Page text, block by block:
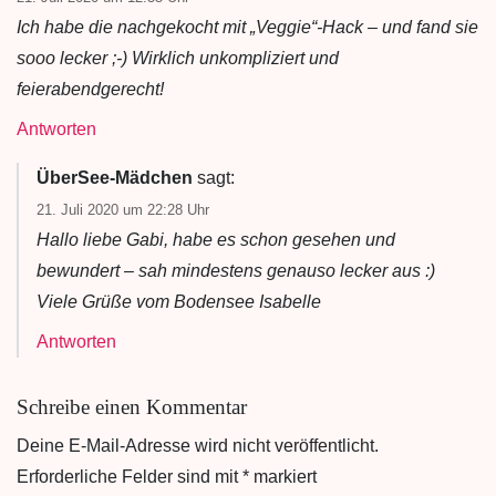
Ich habe die nachgekocht mit „Veggie“-Hack – und fand sie
sooo lecker ;-) Wirklich unkompliziert und
feierabendgerecht!
Antworten
ÜberSee-Mädchen sagt:
21. Juli 2020 um 22:28 Uhr
Hallo liebe Gabi, habe es schon gesehen und
bewundert – sah mindestens genauso lecker aus :)
Viele Grüße vom Bodensee Isabelle
Antworten
Schreibe einen Kommentar
Deine E-Mail-Adresse wird nicht veröffentlicht.
Erforderliche Felder sind mit* markiert